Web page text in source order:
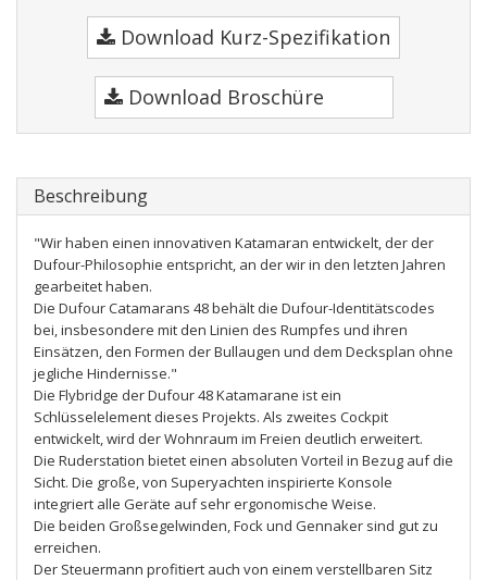
Download Kurz-Spezifikation
Download Broschüre
Beschreibung
"Wir haben einen innovativen Katamaran entwickelt, der der
Dufour-Philosophie entspricht, an der wir in den letzten Jahren
gearbeitet haben.
Die Dufour Catamarans 48 behält die Dufour-Identitätscodes
bei, insbesondere mit den Linien des Rumpfes und ihren
Einsätzen, den Formen der Bullaugen und dem Decksplan ohne
jegliche Hindernisse."
Die Flybridge der Dufour 48 Katamarane ist ein
Schlüsselelement dieses Projekts. Als zweites Cockpit
entwickelt, wird der Wohnraum im Freien deutlich erweitert.
Die Ruderstation bietet einen absoluten Vorteil in Bezug auf die
Sicht. Die große, von Superyachten inspirierte Konsole
integriert alle Geräte auf sehr ergonomische Weise.
Die beiden Großsegelwinden, Fock und Gennaker sind gut zu
erreichen.
Der Steuermann profitiert auch von einem verstellbaren Sitz